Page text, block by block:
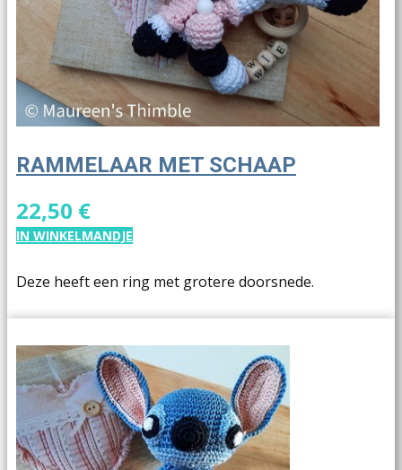
RAMMELAAR MET SCHAAP
22,50 €
IN WINKELMANDJE
Deze heeft een ring met grotere doorsnede.